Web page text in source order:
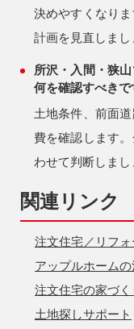
決めやすくなり
計画を見直しまし
所沢・入間・狭
何を確認すべきで
土地条件、前面
費を確認します
わせて判断しまし
関連リンク
注文住宅／リフ
アップルホーム
注文住宅の家づ
土地探しサポート